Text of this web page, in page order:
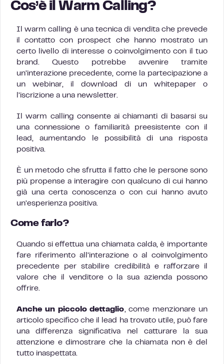
Cos’è il Warm Calling?
Il warm calling è una tecnica di vendita che prevede
il contatto con prospect che hanno mostrato un
certo livello di interesse o coinvolgimento con il tuo
brand. Questo potrebbe avvenire tramite
un’interazione precedente, come la partecipazione a
un webinar, il download di un whitepaper o
l’iscrizione a una newsletter.
Il warm calling consente ai chiamanti di basarsi su
una connessione o familiarità preesistente con il
lead, aumentando le possibilità di una risposta
positiva.
È un metodo che sfrutta il fatto che le persone sono
più propense a interagire con qualcuno di cui hanno
già una certa conoscenza o con cui hanno avuto
un’esperienza positiva.
Come farlo?
Quando si effettua una chiamata calda, è importante
fare riferimento all’interazione o al coinvolgimento
precedente per stabilire credibilità e rafforzare il
valore che il venditore o la sua azienda possono
offrire.
Anche un piccolo dettaglio, come menzionare un
articolo specifico che il lead ha trovato utile, può fare
una differenza significativa nel catturare la sua
attenzione e dimostrare che la chiamata non è del
tutto inaspettata.